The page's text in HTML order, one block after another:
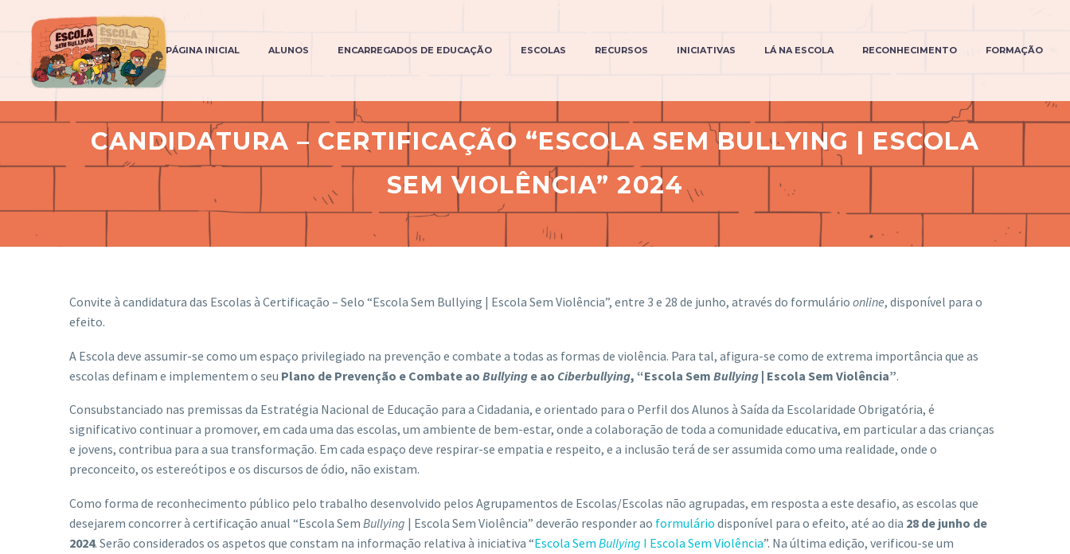
PÁGINA INICIAL ALUNOS ENCARREGADOS DE EDUCAÇÃO ESCOLAS RECURSOS INICIATIVAS LÁ NA ESCOLA RECONHECIMENTO FORMAÇÃO
CANDIDATURA – CERTIFICAÇÃO “ESCOLA SEM BULLYING | ESCOLA
SEM VIOLÊNCIA” 2024
Convite à candidatura das Escolas à Certificação – Selo “Escola Sem Bullying | Escola Sem Violência”, entre 3 e 28 de junho, através do formulário online, disponível para o
efeito.
A Escola deve assumir-se como um espaço privilegiado na prevenção e combate a todas as formas de violência. Para tal, afigura-se como de extrema importância que as
escolas definam e implementem o seu Plano de Prevenção e Combate ao Bullying e ao Ciberbullying, “Escola Sem Bullying | Escola Sem Violência”.
Consubstanciado nas premissas da Estratégia Nacional de Educação para a Cidadania, e orientado para o Perfil dos Alunos à Saída da Escolaridade Obrigatória, é
significativo continuar a promover, em cada uma das escolas, um ambiente de bem-estar, onde a colaboração de toda a comunidade educativa, em particular a das crianças
e jovens, contribua para a sua transformação. Em cada espaço deve respirar-se empatia e respeito, e a inclusão terá de ser assumida como uma realidade, onde o
preconceito, os estereótipos e os discursos de ódio, não existam.
Como forma de reconhecimento público pelo trabalho desenvolvido pelos Agrupamentos de Escolas/Escolas não agrupadas, em resposta a este desafio, as escolas que
desejarem concorrer à certificação anual “Escola Sem Bullying | Escola Sem Violência” deverão responder ao formulário disponível para o efeito, até ao dia 28 de junho de
2024. Serão considerados os aspetos que constam na informação relativa à iniciativa “Escola Sem Bullying I Escola Sem Violência”. Na última edição, verificou-se um